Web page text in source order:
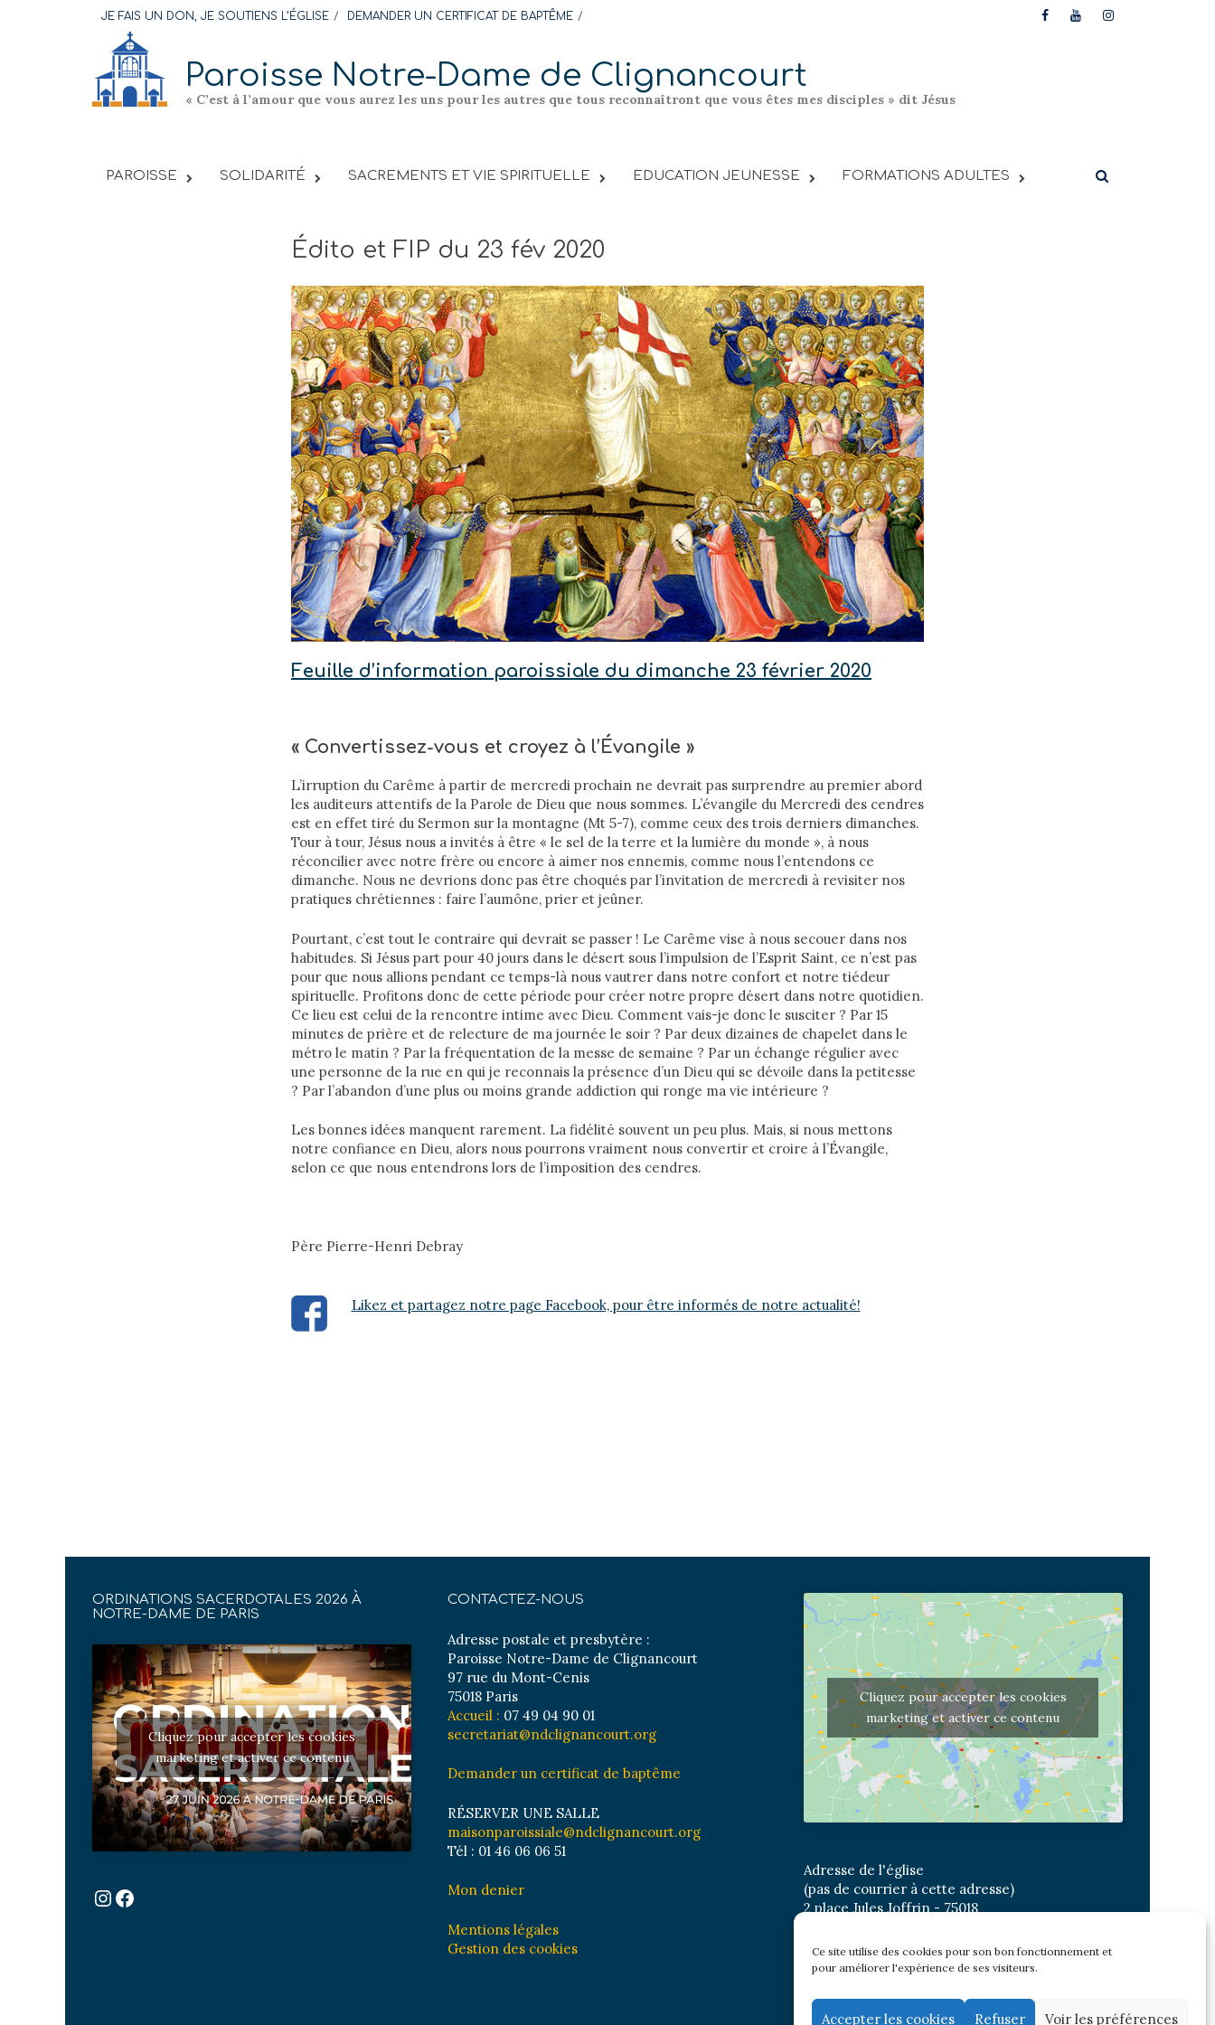
Ce site utilise des cookies pour son bon fonctionnement et
pour améliorer l'expérience de ses visiteurs.
Accepter les cookies Refuser Voir les préférences
content
JE FAIS UN DON, JE SOUTIENS L’ÉGLISE DEMANDER UN CERTIFICAT DE BAPTÊME
Paroisse Notre-Dame de Clignancourt
« C’est à l’amour que vous aurez les uns pour les autres que tous reconnaîtront que vous êtes mes disciples » dit Jésus
PAROISSE SOLIDARITÉ SACREMENTS ET VIE SPIRITUELLE EDUCATION JEUNESSE FORMATIONS ADULTES
Édito et FIP du 23 fév 2020
Feuille d’information paroissiale du dimanche 23 février 2020
« Convertissez-vous et croyez à l’Évangile »
L’irruption du Carême à partir de mercredi prochain ne devrait pas surprendre au premier abord
les auditeurs attentifs de la Parole de Dieu que nous sommes. L’évangile du Mercredi des cendres
est en effet tiré du Sermon sur la montagne (Mt 5-7), comme ceux des trois derniers dimanches.
Tour à tour, Jésus nous a invités à être « le sel de la terre et la lumière du monde », à nous
réconcilier avec notre frère ou encore à aimer nos ennemis, comme nous l’entendons ce
dimanche. Nous ne devrions donc pas être choqués par l’invitation de mercredi à revisiter nos
pratiques chrétiennes : faire l’aumône, prier et jeûner.
Pourtant, c’est tout le contraire qui devrait se passer ! Le Carême vise à nous secouer dans nos
habitudes. Si Jésus part pour 40 jours dans le désert sous l’impulsion de l’Esprit Saint, ce n’est pas
pour que nous allions pendant ce temps-là nous vautrer dans notre confort et notre tiédeur
spirituelle. Profitons donc de cette période pour créer notre propre désert dans notre quotidien.
Ce lieu est celui de la rencontre intime avec Dieu. Comment vais-je donc le susciter ? Par 15
minutes de prière et de relecture de ma journée le soir ? Par deux dizaines de chapelet dans le
métro le matin ? Par la fréquentation de la messe de semaine ? Par un échange régulier avec
une personne de la rue en qui je reconnais la présence d’un Dieu qui se dévoile dans la petitesse
? Par l’abandon d’une plus ou moins grande addiction qui ronge ma vie intérieure ?
Les bonnes idées manquent rarement. La fidélité souvent un peu plus. Mais, si nous mettons
notre confiance en Dieu, alors nous pourrons vraiment nous convertir et croire à l’Évangile,
selon ce que nous entendrons lors de l’imposition des cendres.
Père Pierre-Henri Debray
Likez et partagez notre page Facebook, pour être informés de notre actualité!
ORDINATIONS SACERDOTALES 2026 À
NOTRE-DAME DE PARIS
Cliquez pour accepter les cookies
marketing et activer ce contenu
Instagram
Facebook
CONTACTEZ-NOUS
Adresse postale et presbytère :
Paroisse Notre-Dame de Clignancourt
97 rue du Mont-Cenis
75018 Paris
Accueil : 07 49 04 90 01
secretariat@ndclignancourt.org
Demander un certificat de baptême
RÉSERVER UNE SALLE
maisonparoissiale@ndclignancourt.org
Tél : 01 46 06 06 51
Mon denier
Mentions légales
Gestion des cookies
Cliquez pour accepter les cookies
marketing et activer ce contenu
Adresse de l'église
(pas de courrier à cette adresse)
2 place Jules Joffrin - 75018
Bus : Mairie du XVIII
Newsletter